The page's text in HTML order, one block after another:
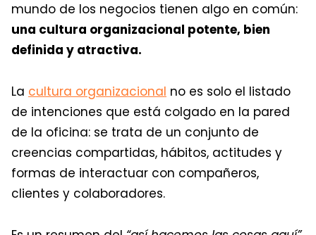
mundo de los negocios tienen algo en común:
una cultura organizacional potente, bien
definida y atractiva.
La cultura organizacional no es solo el listado
de intenciones que está colgado en la pared
de la oficina: se trata de un conjunto de
creencias compartidas, hábitos, actitudes y
formas de interactuar con compañeros,
clientes y colaboradores.